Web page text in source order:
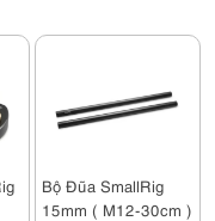
Bộ Đũa SmallRig
15mm ( M12-30cm )